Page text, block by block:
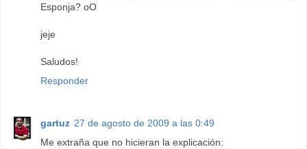
Esponja? oO
jeje
Saludos!
Responder
gartuz 27 de agosto de 2009 a las 0:49
Me extraña que no hicieran la explicación: